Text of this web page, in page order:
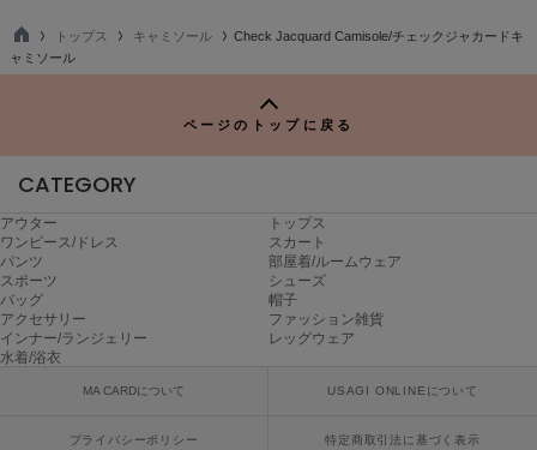
オン
ORGUE
ORR
オル
PATRICK
パトリック
Philly chocolate
TO
P
トップス キャミソール
Check Jacquard Camisole/チェックジャカードキ
ャミソール
ページのトップに戻る
CATEGORY
アウター
トップス
ワンピース/ドレス
スカート
パンツ
部屋着/ルームウェア
スポーツ
シューズ
バッグ
帽子
アクセサリー
ファッション雑貨
インナー/ランジェリー
レッグウェア
水着/浴衣
MA CARDについて USAGI ONLINEについて
プライバシーポリシー 特定商取引法に基づく表示